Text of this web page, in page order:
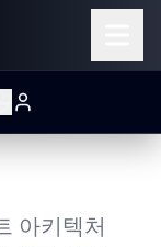
아키텍처